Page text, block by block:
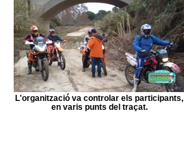
L'organització va controlar els participants,
en varis punts del traçat.